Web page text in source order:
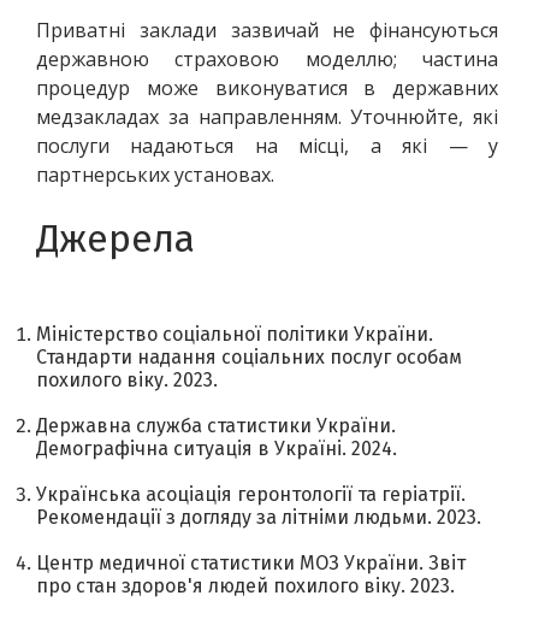
Приватні заклади зазвичай не фінансуються
державною страховою моделлю; частина
процедур може виконуватися в державних
медзакладах за направленням. Уточнюйте, які
послуги надаються на місці, а які — у
партнерських установах.
Джерела
Міністерство соціальної політики України.
Стандарти надання соціальних послуг особам
похилого віку. 2023.
Державна служба статистики України.
Демографічна ситуація в Україні. 2024.
Українська асоціація геронтології та геріатрії.
Рекомендації з догляду за літніми людьми. 2023.
Центр медичної статистики МОЗ України. Звіт
про стан здоров'я людей похилого віку. 2023.